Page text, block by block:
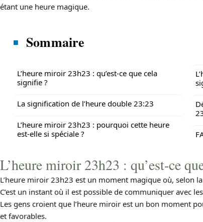
étant une heure magique.
Sommaire
L’heure miroir 23h23 : qu’est-ce que cela
signifie ?
La signification de l’heure double 23:23
L’heure miroir 23h23 : pourquoi cette heure
est-elle si spéciale ?
L’heure miroir 23h23 : qu’est-ce
L’heure miroir 23h23 est un moment magique où, selon
C’est un instant où il est possible de communiquer avec
Les gens croient que l’heure miroir est un bon moment
et favorables.